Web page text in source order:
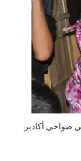
ضواحي أكادير